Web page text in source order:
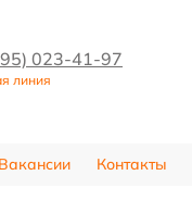
023-41-97
линия
Вакансии Контакты